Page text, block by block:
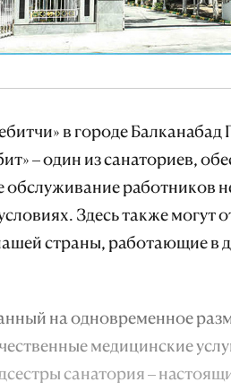
в городе Балканабад
– один из санаториев,
обслуживание работников
Здесь также могут
страны, работающие в
на одновременное
медицинские
санатория –